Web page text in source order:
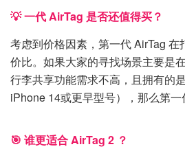
💡 一代 AirTag 是否还值得买？
考虑到价格因素，第一代 AirTag 在
价比。如果大家的寻找场景主要是
行李共享功能需求不高，且拥有的
iPhone 14或更早型号），那么第一
🎯 谁更适合 AirTag 2 ？